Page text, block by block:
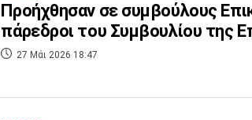
Προήχθησαν σε συμβούλους
πάρεδροι του Συμβουλίου της
27 Μάι 2026 18:47